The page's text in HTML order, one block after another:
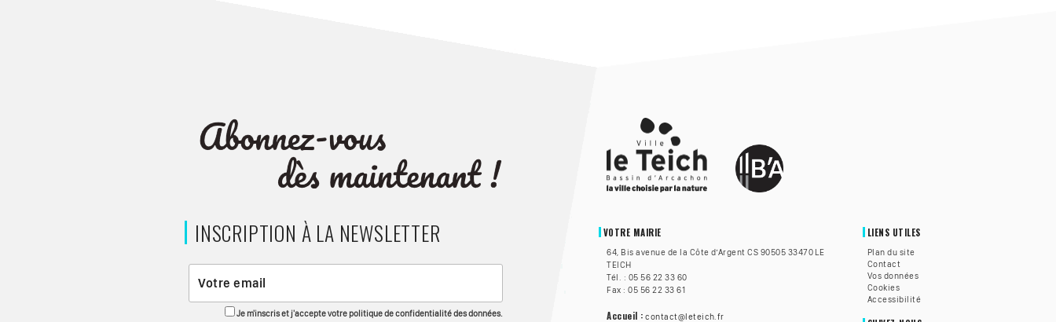
INSCRIPTION À LA NEWSLETTER
Je m'inscris et j'accepte votre politique de confidentialité des données.
VOTRE MAIRIE
64, Bis avenue de la Côte d’Argent CS 90505 33470 LE
TEICH
Tél. : 05 56 22 33 60
Fax : 05 56 22 33 61
Accueil : contact@leteich.fr
LIENS UTILES
Plan du site
Contact
Vos données
Cookies
Accessibilité